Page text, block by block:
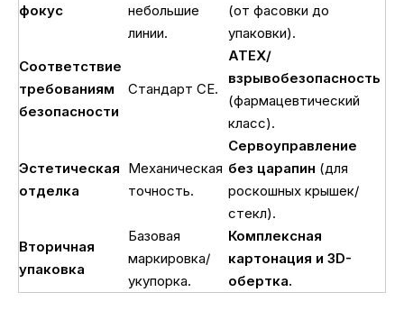
фокус
небольшие
линии.
(от фасовки до
упаковки).
Соответствие
требованиям
безопасности
Стандарт CE.
ATEX/
взрывобезопасность
(фармацевтический
класс).
Эстетическая
отделка
Механическая
точность.
Сервоуправление
без царапин (для
роскошных крышек/
стекл).
Вторичная
упаковка
Базовая
маркировка/
укупорка.
Комплексная
картонация и 3D-
обертка.